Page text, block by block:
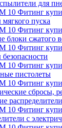
для
пуска
блоки сжатого
пистолеты
сбросы,
распределители
с